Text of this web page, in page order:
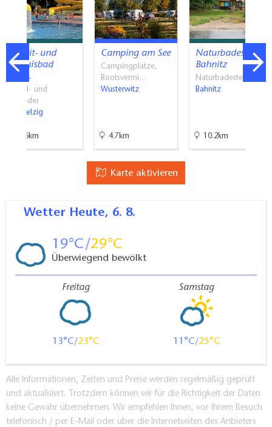
Freizeit- und
Erlebnisbad
Bad…
Strand- und
Freibäder
Bad Belzig
34.6km
Camping am See
Campingplätze,
Bootsvermi…
Wusterwitz
4.7km
Naturbadestelle
Bahnitz
Naturbadestellen
Bahnitz
10.2km
Karte aktivieren
Wetter Heute, 6. 8.
19 29
Überwiegend bewölkt
Freitag
13 23
Samstag
11 25
Alle Informationen, Zeiten und Preise werden regelmäßig geprüft
und aktualisiert. Trotzdem können wir für die Richtigkeit der Daten
keine Gewähr übernehmen. Wir empfehlen Ihnen, vor Ihrem Besuch
telefonisch / per E-Mail oder über die Internetseiten des Anbieters